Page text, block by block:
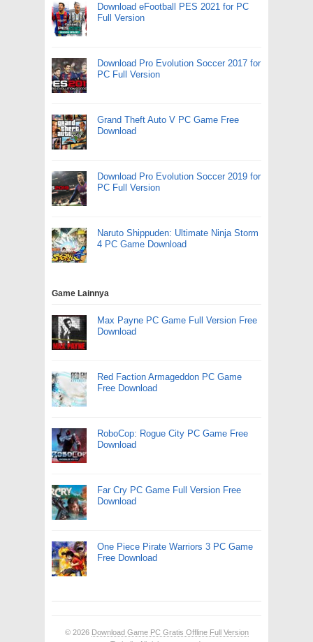
Download eFootball PES 2021 for PC
Full Version
Download Pro Evolution Soccer 2017 for
PC Full Version
Grand Theft Auto V PC Game Free
Download
Download Pro Evolution Soccer 2019 for
PC Full Version
Naruto Shippuden: Ultimate Ninja Storm
4 PC Game Download
Game Lainnya
Max Payne PC Game Full Version Free
Download
Red Faction Armageddon PC Game
Free Download
RoboCop: Rogue City PC Game Free
Download
Far Cry PC Game Full Version Free
Download
One Piece Pirate Warriors 3 PC Game
Free Download
© 2026 Download Game PC Gratis Offline Full Version